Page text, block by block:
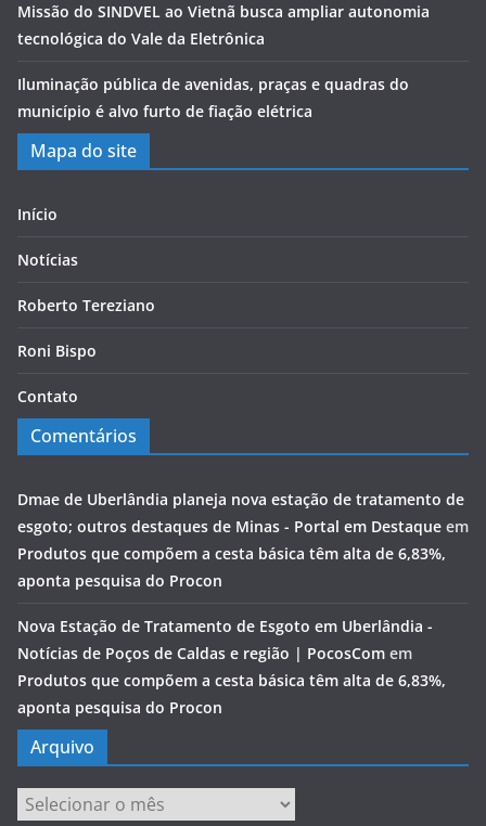
Missão do SINDVEL ao Vietnã busca ampliar autonomia
tecnológica do Vale da Eletrônica
Iluminação pública de avenidas, praças e quadras do
município é alvo furto de fiação elétrica
Mapa do site
Início
Notícias
Roberto Tereziano
Roni Bispo
Contato
Comentários
Dmae de Uberlândia planeja nova estação de tratamento de
esgoto; outros destaques de Minas - Portal em Destaque em
Produtos que compõem a cesta básica têm alta de 6,83%,
aponta pesquisa do Procon
Nova Estação de Tratamento de Esgoto em Uberlândia -
Notícias de Poços de Caldas e região | PocosCom em
Produtos que compõem a cesta básica têm alta de 6,83%,
aponta pesquisa do Procon
Arquivo
Arquivo